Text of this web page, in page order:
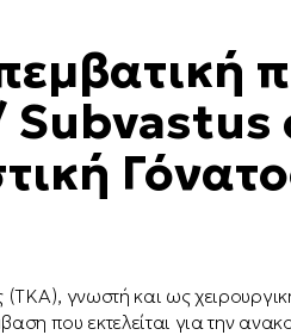
γνωστή και ως
που εκτελείται για την